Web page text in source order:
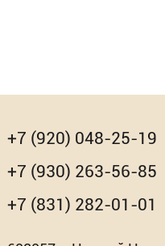
+7 (920) 048-25-19
+7 (930) 263-56-85
+7 (831) 282-01-01